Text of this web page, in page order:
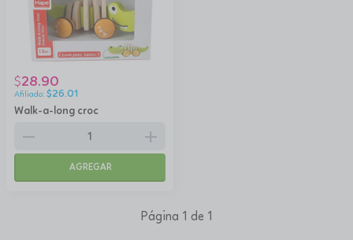
Walk-a-long croc
$28.90
$26.01
remove add
AGREGAR
Página 1 de 1